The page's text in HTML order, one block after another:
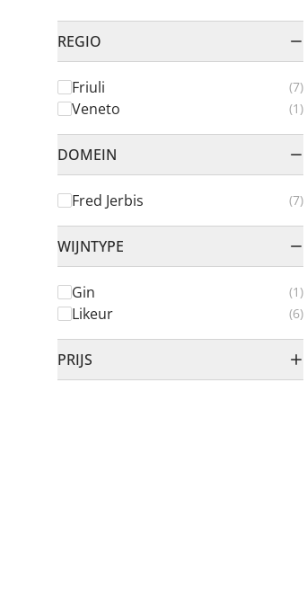
REGIO
FILTER
Friuli
(7)
Veneto (1)
DOMEIN
FILTER
Fred Jerbis
(7)
WIJNTYPE
FILTER
Gin
(1)
Likeur (6)
PRIJS
FILTER